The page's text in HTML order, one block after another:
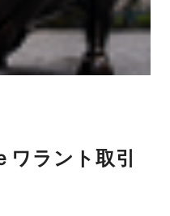
ワラント取引